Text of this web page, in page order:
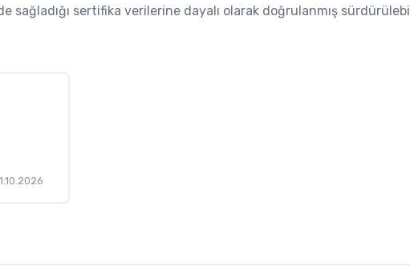
sağladığı sertifika verilerine dayalı olarak doğrulanmış